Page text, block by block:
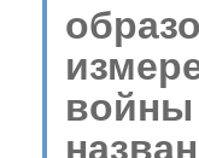
войны